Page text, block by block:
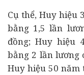
Cụ thể, Huy hiệu
bằng 1,5 lần
đồng; Huy hiệu
bằng 2 lần lương
Huy hiệu 50 năm